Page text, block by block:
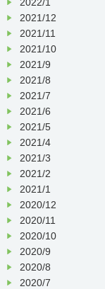
2021/12
2021/11
2021/10
2021/9
2021/8
2021/7
2021/6
2021/5
2021/4
2021/3
2021/2
2021/1
2020/12
2020/11
2020/10
2020/9
2020/8
2020/7